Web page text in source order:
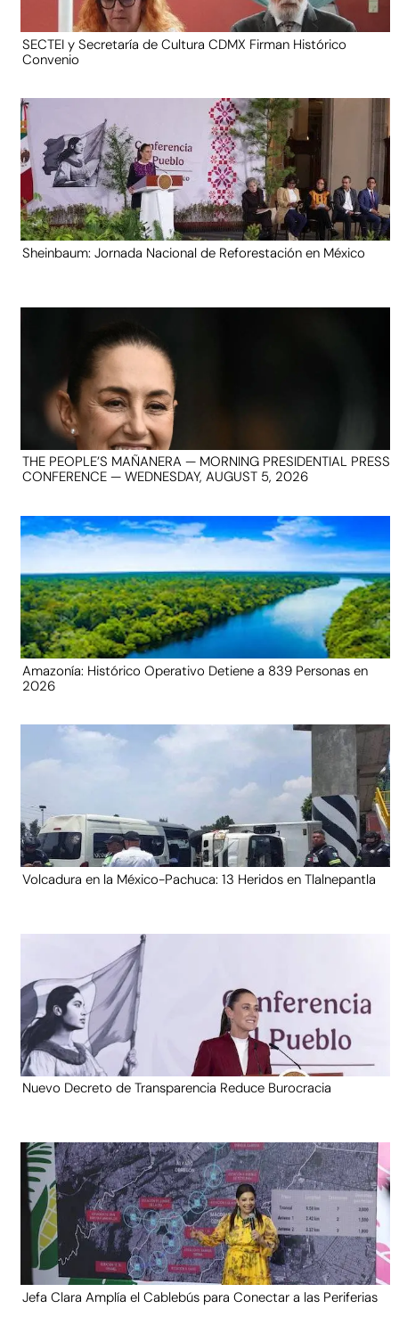
SECTEI y Secretaría de Cultura CDMX Firman Histórico
Convenio
Sheinbaum: Jornada Nacional de Reforestación en México
THE PEOPLE’S MAÑANERA — MORNING PRESIDENTIAL PRESS
CONFERENCE — WEDNESDAY, AUGUST 5, 2026
Amazonía: Histórico Operativo Detiene a 839 Personas en
2026
Volcadura en la México-Pachuca: 13 Heridos en Tlalnepantla
Nuevo Decreto de Transparencia Reduce Burocracia
Jefa Clara Amplía el Cablebús para Conectar a las Periferias